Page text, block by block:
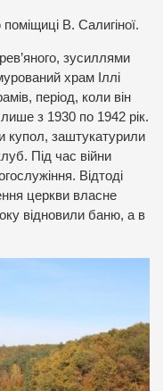
В. Салигіної.
зусиллями
храм Іллі
період, коли він
з 1930 по 1942 рік.
купол, заштукатурили
Під час війни
Відтоді
церкви власне
відновили баню, а в